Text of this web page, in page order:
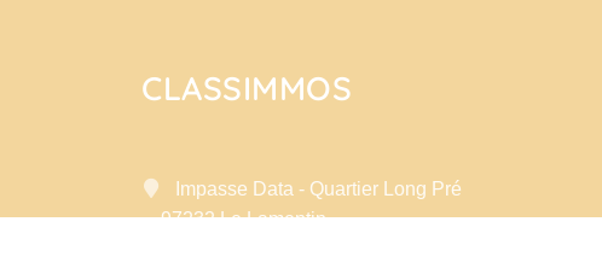
CLASSIMMOS
Impasse Data - Quartier Long Pré
97232 Le Lamentin